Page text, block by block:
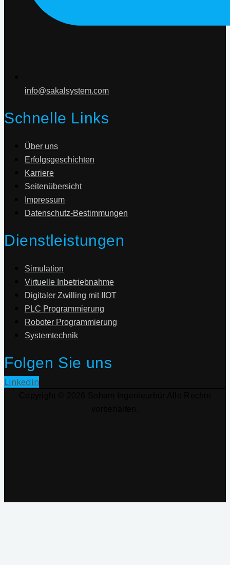
info@sakalsystem.com
Schnelle Links
Über uns
Erfolgsgeschichten
Karriere
Seitenübersicht
Impressum
Datenschutz-Bestimmungen
Dienstleistungen
Simulation
Virtuelle Inbetriebnahme
Digitaler Zwilling mit IIOT
PLC Programmierung
Roboter Programmierung
Systemtechnik
Folgen Sie uns
Linkedin